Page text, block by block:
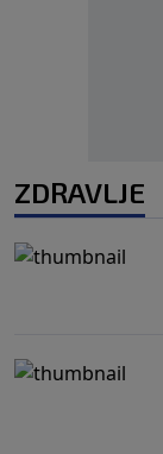
ZDRAVLJE